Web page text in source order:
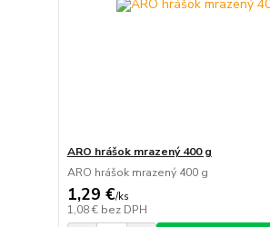
ARO hrášok mrazený 400 g
ARO hrášok mrazený 400 g
1,29 €/ks
1,08 € bez DPH